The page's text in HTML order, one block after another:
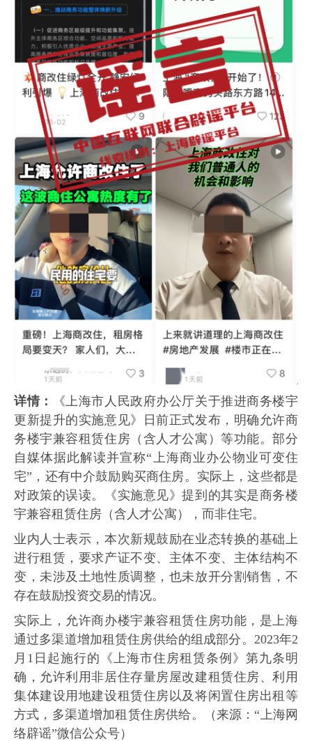
详情：
《上海市人民政府办公厅关于推进商务楼宇
更新提升的实施意见》日前正式发布，明确允许商
务楼宇兼容租赁住房（含人才公寓）等功能。部分
自媒体据此解读并宣称“上海商业办公物业可变住
宅”，还有中介鼓励购买商住房。实际上，这些都是
对政策的误读。《实施意见》提到的其实是商务楼
宇兼容租赁住房（含人才公寓），而非住宅。
业内人士表示，本次新规鼓励在业态转换的基础上
进行租赁，要求产证不变、主体不变、主体结构不
变，未涉及土地性质调整，也未放开分割销售，不
存在鼓励投资交易的情况。
实际上，允许商办楼宇兼容租赁住房功能，是上海
通过多渠道增加租赁住房供给的组成部分。2023年2
月1日起施行的《上海市住房租赁条例》第九条明
确，允许利用非居住存量房屋改建租赁住房、利用
集体建设用地建设租赁住房以及将闲置住房出租等
方式，多渠道增加租赁住房供给。（来源：“上海网
络辟谣”微信公众号）